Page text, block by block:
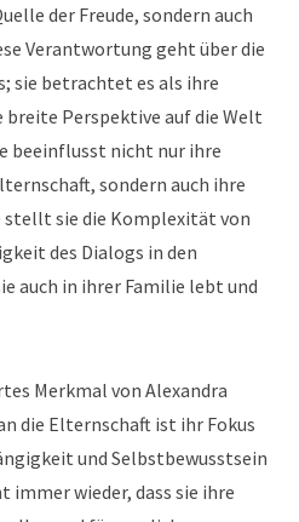
der Freude, sondern auch
Verantwortung geht über die
sie betrachtet es als ihre
breite Perspektive auf die Welt
beeinflusst nicht nur ihre
sondern auch ihre
stellt sie die Komplexität von
des Dialogs in den
auch in ihrer Familie lebt und
Merkmal von Alexandra
die Elternschaft ist ihr Fokus
und Selbstbewusstsein
immer wieder, dass sie ihre